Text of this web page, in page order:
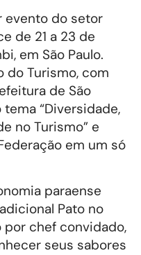
evento do setor
de 21 a 23 de
em São Paulo.
do Turismo, com
de São
“Diversidade,
no Turismo” e
em um só
paraense
Pato no
por chef convidado,
seus sabores